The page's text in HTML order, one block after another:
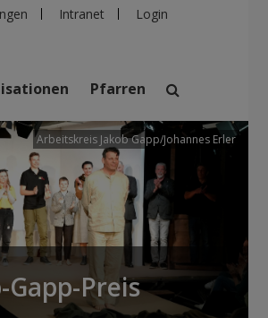
Intranet Login
suchen
Pfarren Einrichtungen
Pfarren
Arbeitskreis Jakob Gapp/Johannes Erler
Gapp-Preis